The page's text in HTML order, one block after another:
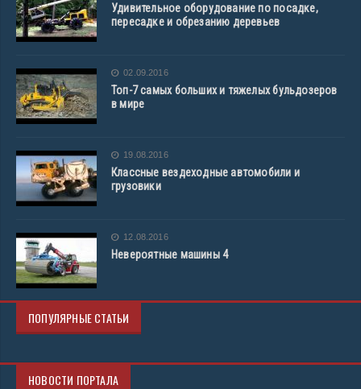
Удивительное оборудование по посадке,
пересадке и обрезанию деревьев
02.09.2016
Топ-7 самых больших и тяжелых бульдозеров
в мире
19.08.2016
Классные вездеходные автомобили и
грузовики
12.08.2016
Невероятные машины 4
ПОПУЛЯРНЫЕ СТАТЬИ
НОВОСТИ ПОРТАЛА